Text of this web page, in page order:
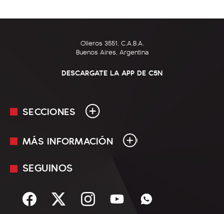
Olleros 3551, C.A.B.A.
Buenos Aires, Argentina
DESCARGATE LA APP DE C5N
SECCIONES
En Vivo
Sociedad
MÁS INFORMACIÓN
Mediakit
Términos y condiciones
SEGUINOS